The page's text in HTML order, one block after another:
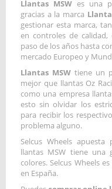
Llantas MSWes una
gracias a la marca
gestionar esta marca,
en controles de
paso de los años hasta
mercado Europeo y
Llantas MSW tiene un
mejor que llantas Oz
como una empresa
esto sin olvidar los
para recibir los
problema alguno.
Selcus Wheels
llantas MSW tiene una
colores. Selcus Wheels
en España.